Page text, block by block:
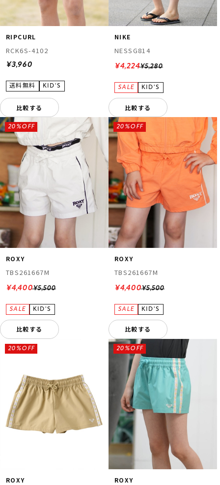
RIPCURL
RCK6S-4102
¥3,960
比較する
NIKE
NESSG814
¥5,280
¥4,224
比較する
ROXY
TBS261667M
¥5,500
20%OFF
¥4,400
比較する
ROXY
TBS261667M
¥5,500
20%OFF
¥4,400
比較する
ROXY
20%OFF
ROXY
20%OFF